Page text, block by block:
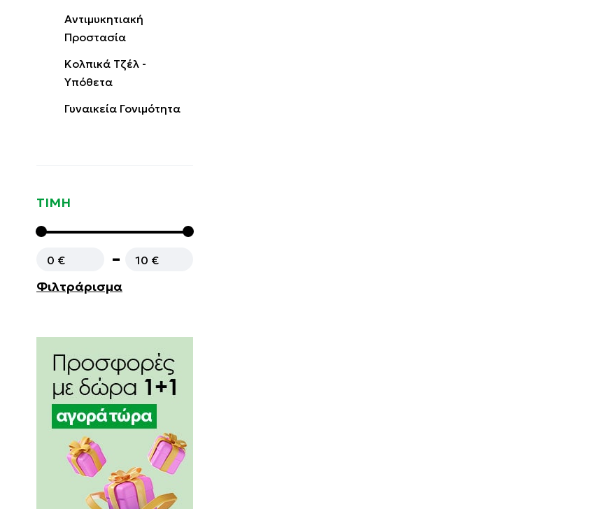
Αντιμυκητιακή
Προστασία
Κολπικά Τζέλ -
Υπόθετα
Γυναικεία Γονιμότητα
ΤΙΜΗ
Φιλτράρισμα
0 € 10 €